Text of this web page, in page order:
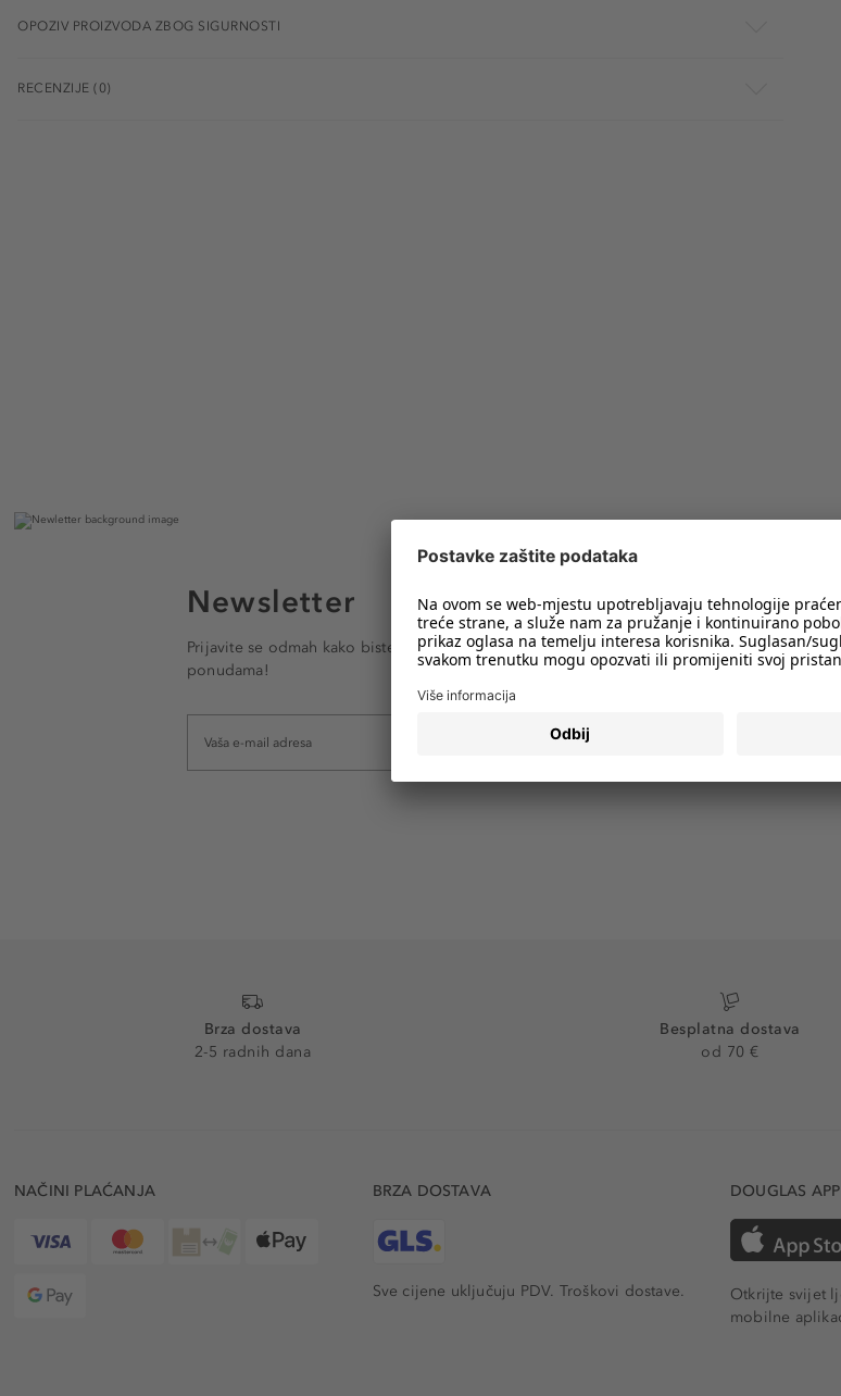
OPOZIV PROIZVODA ZBOG SIGURNOSTI
RECENZIJE (0)
Newsletter
Prijavite se odmah kako biste e-mailom primali obavijesti o svim trendovima i
ponudama!
Brza dostava
2-5 radnih dana
Besplatna dostava
od 70 €
NAČINI PLAĆANJA BRZA DOSTAVA
Sve cijene uključuju PDV. Troškovi dostave.
DOUGLAS APP
Otkrijte svijet
mobilne